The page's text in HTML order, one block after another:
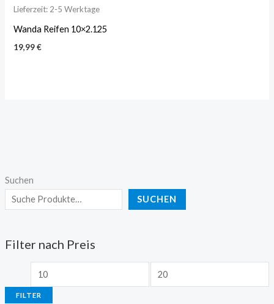
Suchen
SUCHEN
Filter nach Preis
FILTER
Lieferzeit: 2-5 Werktage
Wanda Reifen 10×2.125
19,99€